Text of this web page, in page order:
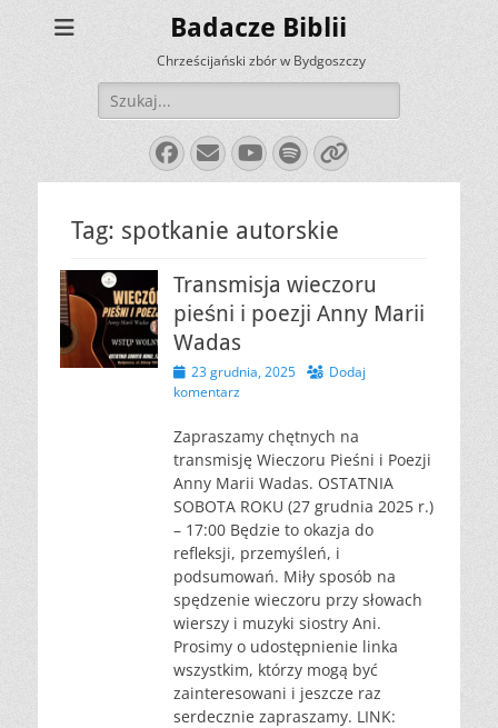
Badacze Biblii
Chrześcijański zbór w Bydgoszczy
Szukaj:
Facebook
E-
mail
YouTube
Spotify
Link
Tag: spotkanie autorskie
Transmisja wieczoru
pieśni i poezji Anny Marii
Wadas
Opublikowano
23 grudnia, 2025
Dodaj
komentarz
Zapraszamy chętnych na
transmisję Wieczoru Pieśni i Poezji
Anny Marii Wadas. OSTATNIA
SOBOTA ROKU (27 grudnia 2025 r.)
– 17:00 Będzie to okazja do
refleksji, przemyśleń, i
podsumowań. Miły sposób na
spędzenie wieczoru przy słowach
wierszy i muzyki siostry Ani.
Prosimy o udostępnienie linka
wszystkim, którzy mogą być
zainteresowani i jeszcze raz
serdecznie zapraszamy. LINK: